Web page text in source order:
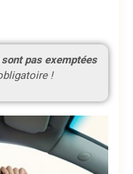
pas exemptées
!